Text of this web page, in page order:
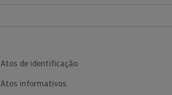
Atos de identificação
Atos informativos